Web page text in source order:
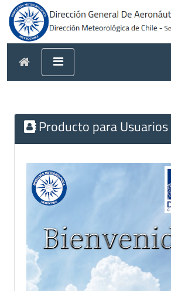
Producto para